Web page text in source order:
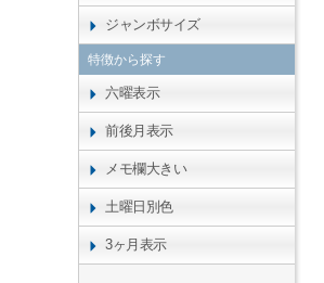
ジャンボサイズ
特徴から探す
六曜表示
前後月表示
メモ欄大きい
土曜日別色
3ヶ月表示